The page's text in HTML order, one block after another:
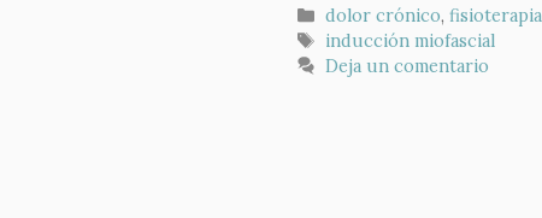
Categorías
dolor crónico,fisioterapia
Etiquetas
inducción miofascial
Deja un comentario